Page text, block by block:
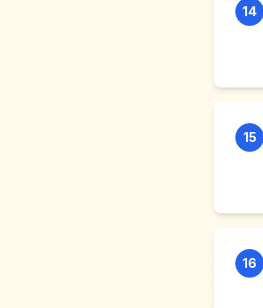
14
15
16